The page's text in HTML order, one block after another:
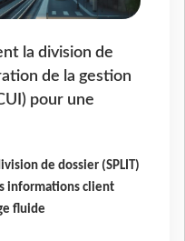
la division de
de la gestion
pour une
de dossier (SPLIT)
informations client
fluide